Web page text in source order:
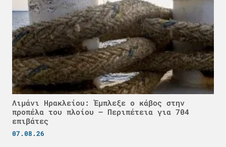
Λιμάνι Ηρακλείου: Έμπλεξε ο κάβος στην
προπέλα του πλοίου – Περιπέτεια για 704
επιβάτες
07.08.26